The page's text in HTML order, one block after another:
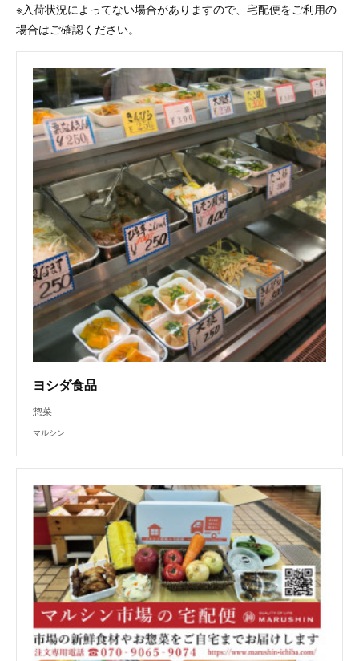
※入荷状況によってない場合がありますので、宅配便をご利用の
場合はご確認ください。
ヨシダ食品
惣菜
マルシン